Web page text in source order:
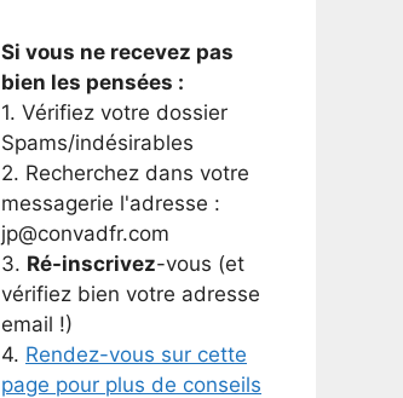
Si vous ne recevez pas
bien les pensées :
1. Vérifiez votre dossier
Spams/indésirables
2. Recherchez dans votre
messagerie l'adresse :
jp@convadfr.com
3. Ré-inscrivez-vous (et
vérifiez bien votre adresse
email !)
4. Rendez-vous sur cette
page pour plus de conseils